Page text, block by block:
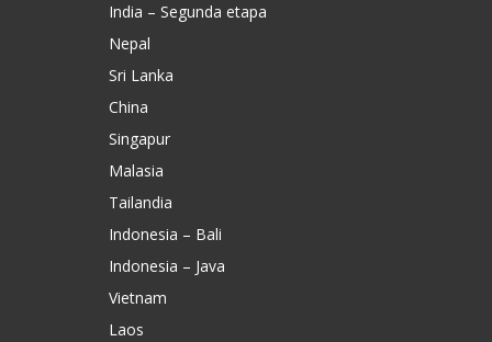
India – Segunda etapa
Nepal
Sri Lanka
China
Singapur
Malasia
Tailandia
Indonesia – Bali
Indonesia – Java
Vietnam
Laos